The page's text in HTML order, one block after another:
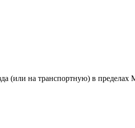
(или на транспортную) в